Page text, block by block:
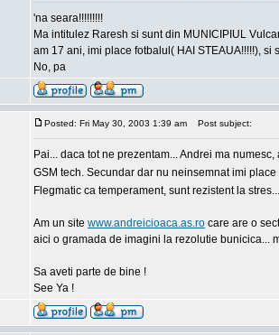
'na seara!!!!!!!!!
Ma intitulez Raresh si sunt din MUNICIPIUL
am 17 ani, imi place fotbalul( HAI STEAUA!!!!!), si
No, pa
Posted: Fri May 30, 2003 1:39 am Post subject:
Pai... daca tot ne prezentam... Andrei ma
GSM tech. Secundar dar nu neinsemnat imi
Flegmatic ca temperament, sunt rezistent la
Am un site www.andreicioaca.as.ro care are o
aici o gramada de imagini la rezolutie bunicica...
Sa aveti parte de bine !
See Ya !